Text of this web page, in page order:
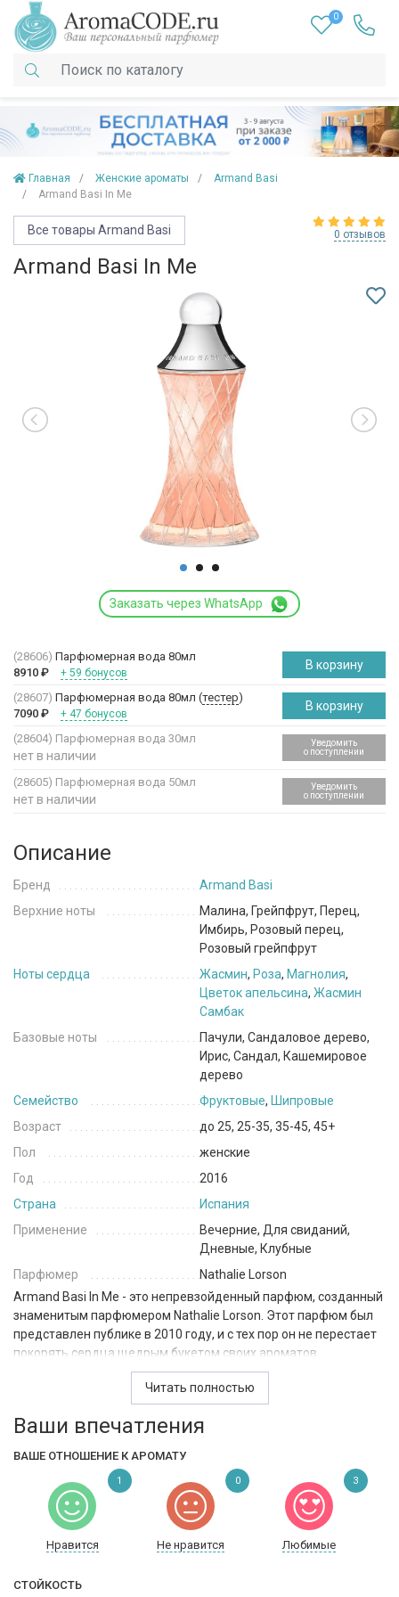
0
Главная Женские ароматы
Armand Basi
Armand Basi In Me
Все товары Armand Basi 0 отзывов
Armand Basi In Me
Заказать через WhatsApp
(28606) Парфюмерная вода 80мл
8910 ₽ + 59 бонусов
В корзину
(28607) Парфюмерная вода 80мл (тестер)
7090 ₽ + 47 бонусов
В корзину
(28604) Парфюмерная вода 30мл
нет в наличии
Уведомить
о поступлении
(28605) Парфюмерная вода 50мл
нет в наличии
Уведомить
о поступлении
Описание
Бренд
Armand Basi
Верхние ноты
Малина, Грейпфрут, Перец,
Имбирь, Розовый перец,
Розовый грейпфрут
Ноты сердца
Жасмин, Роза, Магнолия,
Цветок апельсина, Жасмин
Самбак
Базовые ноты
Пачули, Сандаловое дерево,
Ирис, Сандал, Кашемировое
дерево
Семейство
Фруктовые, Шипровые
Возраст
до 25, 25-35, 35-45, 45+
Пол
женские
Год
2016
Страна
Испания
Применение
Вечерние, Для свиданий,
Дневные, Клубные
Парфюмер
Nathalie Lorson
Armand Basi In Me - это непревзойденный парфюм, созданный
знаменитым парфюмером Nathalie Lorson. Этот парфюм был
представлен публике в 2010 году, и с тех пор он не перестает
покорять сердца щедрым букетом своих ароматов.
Он открывается легким и свежим сочетанием грейпфрута,
имбиря, малины, перца, розового грейпфрута и розового
перца. Эти верхние ноты создают современный, динамичный
В сердце парфюма Armand Basi In Me скрываются нежные и
женственные ноты жасмина, магнолии, розы, цветка
апельсина и жасмина Самбак. Эти сердечные ноты придают
парфюму неповторимую глубину и элегантность, делают его
более женственным и притягательным.
Базовые ноты этого парфюма включают ирис, кашемировое
Читать полностью
Ваши впечатления
ВАШЕ ОТНОШЕНИЕ К АРОМАТУ
Нравится Не нравится Любимые
1 0 3
СТОЙКОСТЬ